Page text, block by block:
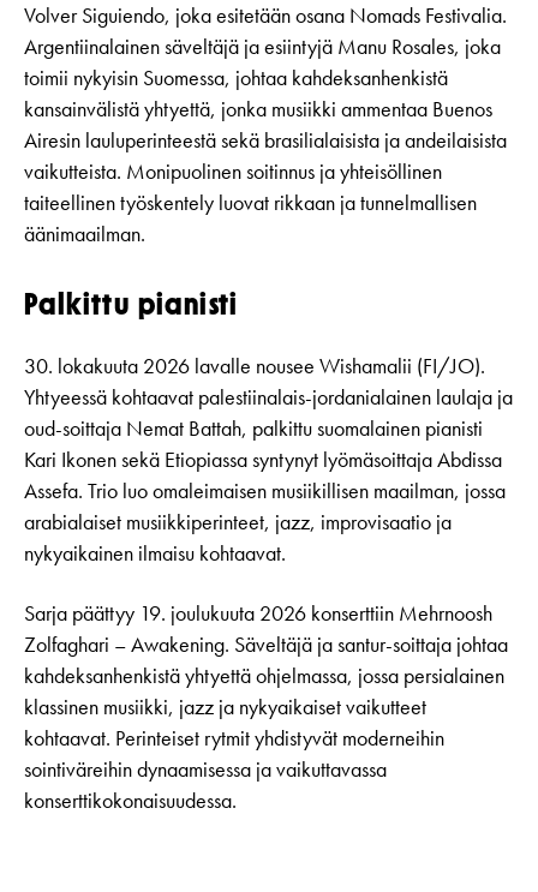
Volver Siguiendo, joka esitetään osana Nomads Festivalia.
Argentiinalainen säveltäjä ja esiintyjä Manu Rosales, joka
toimii nykyisin Suomessa, johtaa kahdeksanhenkistä
kansainvälistä yhtyettä, jonka musiikki ammentaa Buenos
Airesin lauluperinteestä sekä brasilialaisista ja andeilaisista
vaikutteista. Monipuolinen soitinnus ja yhteisöllinen
taiteellinen työskentely luovat rikkaan ja tunnelmallisen
äänimaailman.
Palkittu pianisti
30. lokakuuta 2026 lavalle nousee Wishamalii (FI/JO).
Yhtyeessä kohtaavat palestiinalais-jordanialainen laulaja ja
oud-soittaja Nemat Battah, palkittu suomalainen pianisti
Kari Ikonen sekä Etiopiassa syntynyt lyömäsoittaja Abdissa
Assefa. Trio luo omaleimaisen musiikillisen maailman, jossa
arabialaiset musiikkiperinteet, jazz, improvisaatio ja
nykyaikainen ilmaisu kohtaavat.
Sarja päättyy 19. joulukuuta 2026 konserttiin Mehrnoosh
Zolfaghari – Awakening. Säveltäjä ja santur-soittaja johtaa
kahdeksanhenkistä yhtyettä ohjelmassa, jossa persialainen
klassinen musiikki, jazz ja nykyaikaiset vaikutteet
kohtaavat. Perinteiset rytmit yhdistyvät moderneihin
sointiväreihin dynaamisessa ja vaikuttavassa
konserttikokonaisuudessa.